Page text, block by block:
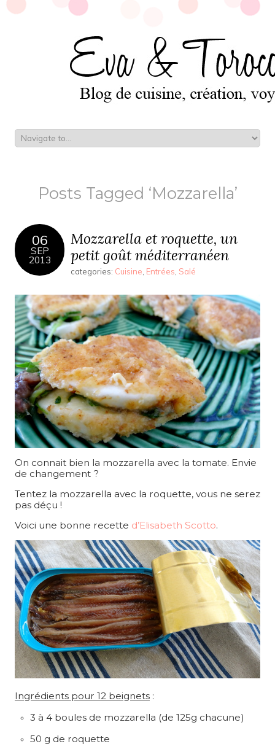
Posts Tagged ‘Mozzarella’
06
SEP
2013
Mozzarella et roquette, un
petit goût méditerranéen
categories: Cuisine Entrées Salé
On connait bien la mozzarella avec la tomate. Envie
de changement ?
Tentez la mozzarella avec la roquette, vous ne serez
pas déçu !
Voici une bonne recette d’Elisabeth Scotto.
Ingrédients pour 12 beignets :
3 à 4 boules de mozzarella (de 125g chacune)
50 g de roquette